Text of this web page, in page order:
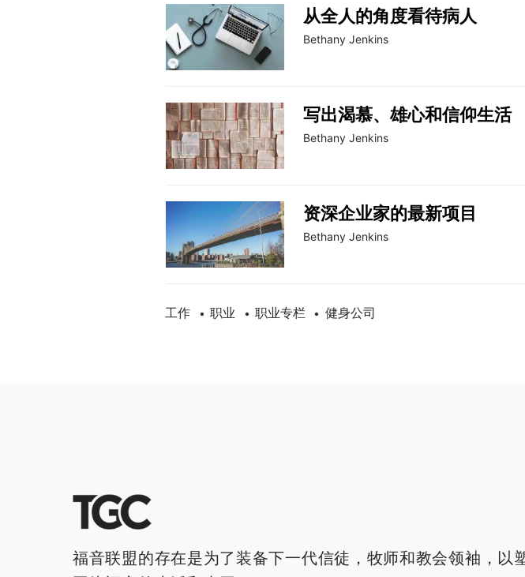
从全人的角度看待病人
Bethany Jenkins
写出渴慕、雄心和信仰生活
Bethany Jenkins
资深企业家的最新项目
Bethany Jenkins
工作 • 职业 • 职业专栏 • 健身公司
福音联盟的存在是为了装备下一代信徒，牧师和教会领袖，以